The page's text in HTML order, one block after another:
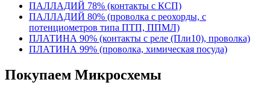
ПАЛЛАДИЙ 78% (контакты с КСП)
ПАЛЛАДИЙ 80% (проволка с реохорды, с
потенциометров типа ПТП, ППМЛ)
ПЛАТИНА 90% (контакты с реле (Пли10), проволка)
ПЛАТИНА 99% (проволка, химическая посуда)
Покупаем Микросхемы